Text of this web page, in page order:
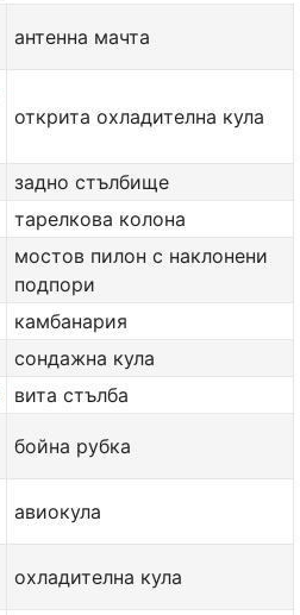
антенна мачта
открита охладителна кула
задно стълбище
тарелкова колона
мостов пилон с наклонени
подпори
камбанария
сондажна кула
вита стълба
бойна рубка
авиокула
охладителна кула